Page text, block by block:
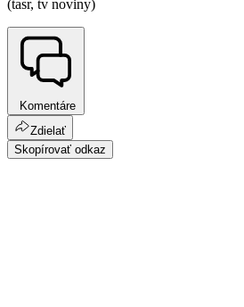
(tasr, tv noviny)
Komentáre
Zdielať
Skopírovať odkaz